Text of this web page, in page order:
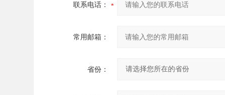
联系电话：
常用邮箱：
省份：